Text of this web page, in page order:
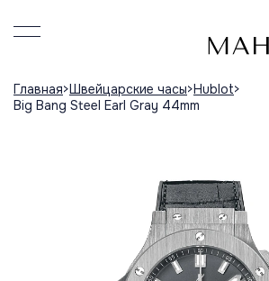
Главная Швейцарские часы Hublot
Big Bang Steel Earl Gray 44mm